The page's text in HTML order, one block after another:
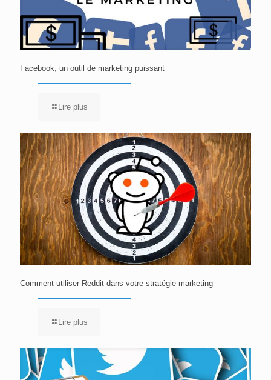
Facebook, un outil de marketing puissant
Lire plus
Comment utiliser Reddit dans votre stratégie marketing
Lire plus